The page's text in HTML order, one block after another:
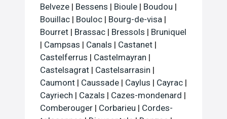
Belveze | Bessens | Bioule | Boudou |
Bouillac | Bouloc | Bourg-de-visa |
Bourret | Brassac | Bressols | Bruniquel
| Campsas | Canals | Castanet |
Castelferrus | Castelmayran |
Castelsagrat | Castelsarrasin |
Caumont | Caussade | Caylus | Cayrac |
Cayriech | Cazals | Cazes-mondenard |
Comberouger | Corbarieu | Cordes-